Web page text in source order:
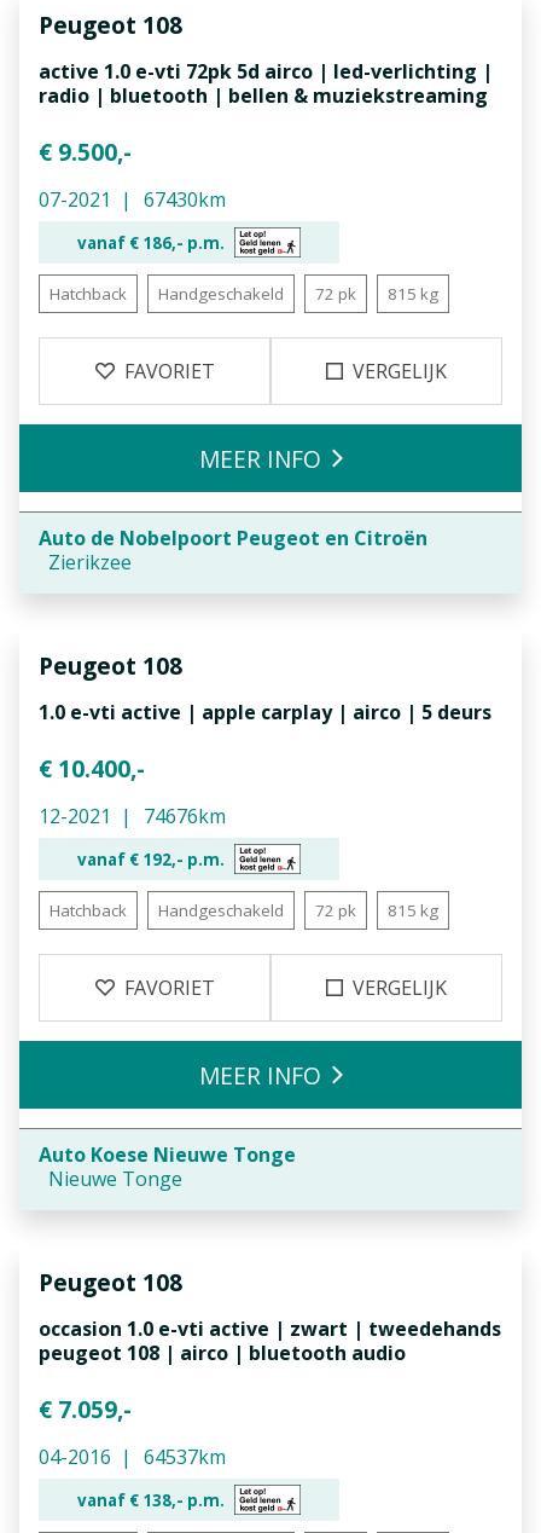
Peugeot 108
active 1.0 e-vti 72pk 5d airco | led-verlichting |
radio | bluetooth | bellen & muziekstreaming
€ 9.500,-
07-2021 67430km
vanaf € 186,- p.m.
Hatchback Handgeschakeld 72 pk 815 kg
FAVORIET VERGELIJK
Auto de Nobelpoort Peugeot en Citroën
Zierikzee
MEER INFO
Peugeot 108
1.0 e-vti active | apple carplay | airco | 5 deurs
€ 10.400,-
12-2021 74676km
vanaf € 192,- p.m.
Hatchback Handgeschakeld 72 pk 815 kg
FAVORIET VERGELIJK
Auto Koese Nieuwe Tonge
Nieuwe Tonge
MEER INFO
Peugeot 108
occasion 1.0 e-vti active | zwart | tweedehands
peugeot 108 | airco | bluetooth audio
€ 7.059,-
04-2016 64537km
vanaf € 138,- p.m.